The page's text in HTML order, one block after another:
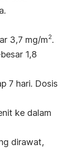
3,7 mg/m2.
1,8
7 hari. Dosis
ke dalam
dirawat,